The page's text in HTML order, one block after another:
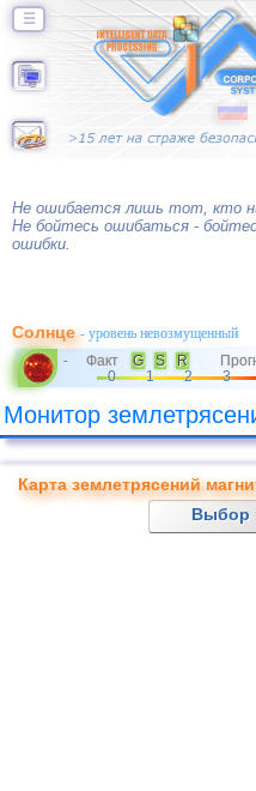
☰
Не ошибается лишь тот, кто
Не бойтесь ошибаться -
ошибки.
Солнце- уровень невозмущенный
- Факт G S R
0
1 2 3
Монитор
Карта землетрясений
Выбор